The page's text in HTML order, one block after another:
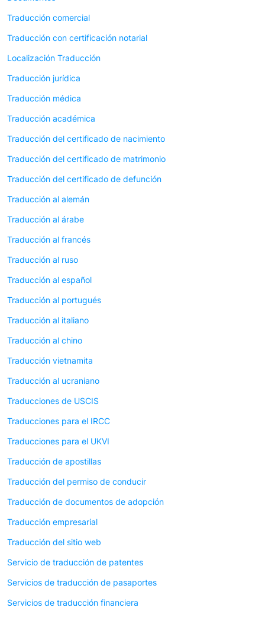
Traducción comercial
Traducción con certificación notarial
Localización Traducción
Traducción jurídica
Traducción médica
Traducción académica
Traducción del certificado de nacimiento
Traducción del certificado de matrimonio
Traducción del certificado de defunción
Traducción al alemán
Traducción al árabe
Traducción al francés
Traducción al ruso
Traducción al español
Traducción al portugués
Traducción al italiano
Traducción al chino
Traducción vietnamita
Traducción al ucraniano
Traducciones de USCIS
Traducciones para el IRCC
Traducciones para el UKVI
Traducción de apostillas
Traducción del permiso de conducir
Traducción de documentos de adopción
Traducción empresarial
Traducción del sitio web
Servicio de traducción de patentes
Servicios de traducción de pasaportes
Servicios de traducción financiera